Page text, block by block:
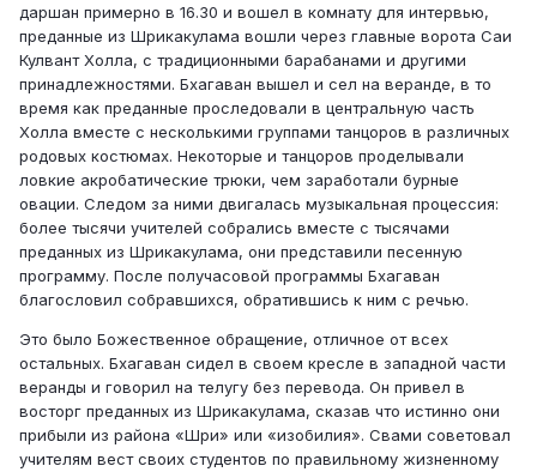
даршан примерно в 16.30 и вошел в комнату для интервью,
преданные из Шрикакулама вошли через главные ворота Саи
Кулвант Холла, с традиционными барабанами и другими
принадлежностями. Бхагаван вышел и сел на веранде, в то
время как преданные проследовали в центральную часть
Холла вместе с несколькими группами танцоров в различных
родовых костюмах. Некоторые и танцоров проделывали
ловкие акробатические трюки, чем заработали бурные
овации. Следом за ними двигалась музыкальная процессия:
более тысячи учителей собрались вместе с тысячами
преданных из Шрикакулама, они представили песенную
программу. После получасовой программы Бхагаван
благословил собравшихся, обратившись к ним с речью.
Это было Божественное обращение, отличное от всех
остальных. Бхагаван сидел в своем кресле в западной части
веранды и говорил на телугу без перевода. Он привел в
восторг преданных из Шрикакулама, сказав что истинно они
прибыли из района «Шри» или «изобилия». Свами советовал
учителям вест своих студентов по правильному жизненному